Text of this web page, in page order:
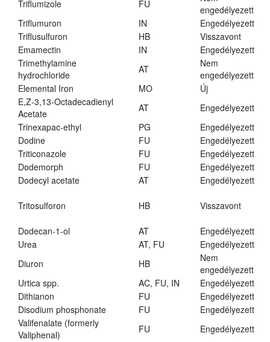
Triflumizole
FU
engedélyezett
Triflumuron
IN
Engedélyezett
Triflusulfuron
HB
Visszavont
Emamectin
IN
Engedélyezett
Trimethylamine
hydrochloride
AT
Nem
engedélyezett
Elemental Iron
MO
Új
E,Z-3,13-Octadecadienyl
Acetate
AT
Engedélyezett
Trinexapac-ethyl
PG
Engedélyezett
Dodine
FU
Engedélyezett
Triticonazole
FU
Engedélyezett
Dodemorph
FU
Engedélyezett
Dodecyl acetate
AT Engedélyezett
Tritosulforon HB Visszavont
Dodecan-1-ol AT
Engedélyezett
Urea
AT, FU
Engedélyezett
Diuron
HB
Nem
engedélyezett
Urtica spp.
AC, FU, IN
Engedélyezett
Dithianon
FU
Engedélyezett
Disodium phosphonate
FU
Engedélyezett
Valifenalate (formerly
Valiphenal)
FU Engedélyezett